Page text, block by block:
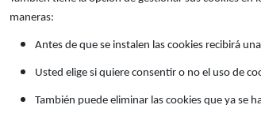
maneras:
Antes de que se instalen las cookies recibirá
Usted elige si quiere consentir o no el uso de
También puede eliminar las cookies que ya se